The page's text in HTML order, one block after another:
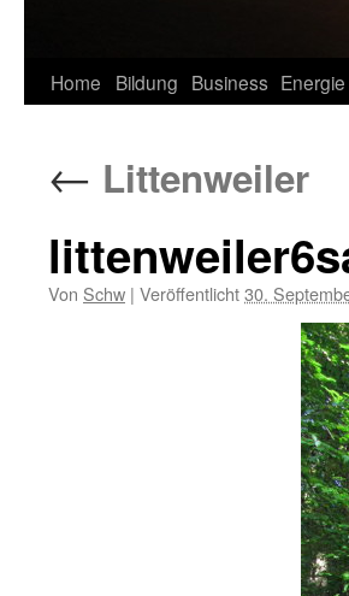
Home Bildung Business Energie
← Littenweiler
Von Schw | Veröffentlicht30.